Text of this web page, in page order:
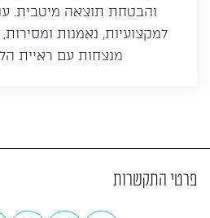
והבטחת תוצאה מיטבית.
למקצועיות, נאמנות
מנצחות עם ראיית
פרטי התקשרות